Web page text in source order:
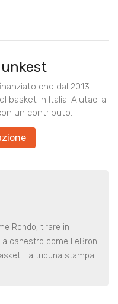
che dal 2013
basket in Italia. Aiutaci a
un contributo.
Rondo, tirare in
canestro come LeBron.
La tribuna stampa